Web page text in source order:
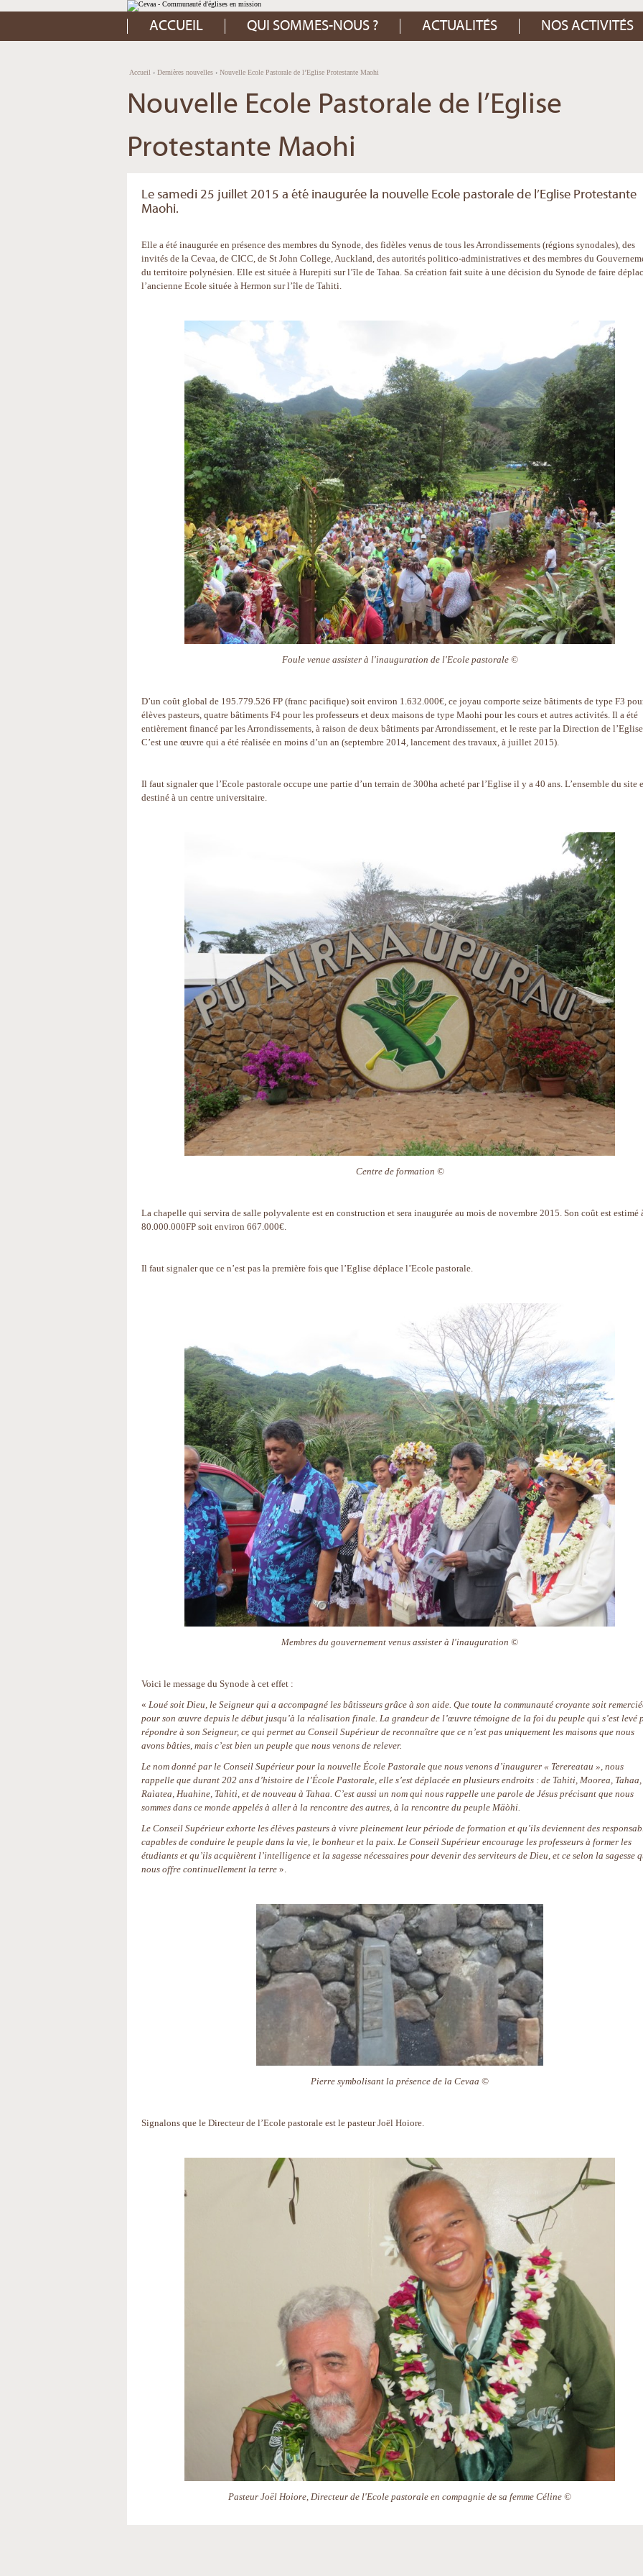
Aller
au
contenu.
Aller
à
Outils
personnels
ACCUEIL QUI SOMMES-NOUS ? ACTUALITÉS NOS ACTIVITÉS
Accueil › Dernières nouvelles › Nouvelle Ecole Pastorale de l’Eglise Protestante Maohi
Nouvelle Ecole Pastorale de l’Eglise
Protestante Maohi
Le samedi 25 juillet 2015 a été inaugurée la nouvelle Ecole pastorale de l’Eglise Protestante
Maohi.
Elle a été inaugurée en présence des membres du Synode, des fidèles venus de tous les Arrondissements (régions synodales), des
invités de la Cevaa, de CICC, de St John College, Auckland, des autorités politico-administratives et des membres du
du territoire polynésien. Elle est située à Hurepiti sur l’île de Tahaa. Sa création fait suite à une décision du Synode de faire
l’ancienne Ecole située à Hermon sur l’île de Tahiti.
Foule venue assister à l'inauguration de l'Ecole pastorale ©
D’un coût global de 195.779.526 FP (franc pacifique) soit environ 1.632.000€, ce joyau comporte seize bâtiments de type F3
élèves pasteurs, quatre bâtiments F4 pour les professeurs et deux maisons de type Maohi pour les cours et autres activités. Il a été
entièrement financé par les Arrondissements, à raison de deux bâtiments par Arrondissement, et le reste par la Direction de
C’est une œuvre qui a été réalisée en moins d’un an (septembre 2014, lancement des travaux, à juillet 2015).
Il faut signaler que l’Ecole pastorale occupe une partie d’un terrain de 300ha acheté par l’Eglise il y a 40 ans. L’ensemble du site
destiné à un centre universitaire.
Centre de formation ©
La chapelle qui servira de salle polyvalente est en construction et sera inaugurée au mois de novembre 2015. Son coût est estimé
80.000.000FP soit environ 667.000€.
Il faut signaler que ce n’est pas la première fois que l’Eglise déplace l’Ecole pastorale.
Membres du gouvernement venus assister à l'inauguration ©
Voici le message du Synode à cet effet :
« Loué soit Dieu, le Seigneur qui a accompagné les bâtisseurs grâce à son aide. Que toute la communauté croyante soit
pour son œuvre depuis le début jusqu’à la réalisation finale. La grandeur de l’œuvre témoigne de la foi du peuple qui s’est levé
répondre à son Seigneur, ce qui permet au Conseil Supérieur de reconnaître que ce n’est pas uniquement les maisons que nous
avons bâties, mais c’est bien un peuple que nous venons de relever.
Le nom donné par le Conseil Supérieur pour la nouvelle École Pastorale que nous venons d’inaugurer « Terereatau », nous
rappelle que durant 202 ans d’histoire de l’École Pastorale, elle s’est déplacée en plusieurs endroits : de Tahiti, Moorea, Tahaa,
Raìatea, Huahine, Tahiti, et de nouveau à Tahaa. C’est aussi un nom qui nous rappelle une parole de Jésus précisant que nous
sommes dans ce monde appelés à aller à la rencontre des autres, à la rencontre du peuple Mäòhi.
Le Conseil Supérieur exhorte les élèves pasteurs à vivre pleinement leur période de formation et qu’ils deviennent des
capables de conduire le peuple dans la vie, le bonheur et la paix. Le Conseil Supérieur encourage les professeurs à former les
étudiants et qu’ils acquièrent l’intelligence et la sagesse nécessaires pour devenir des serviteurs de Dieu, et ce selon la sagesse
nous offre continuellement la terre ».
Pierre symbolisant la présence de la Cevaa ©
Signalons que le Directeur de l’Ecole pastorale est le pasteur Joël Hoiore.
Pasteur Joël Hoiore, Directeur de l'Ecole pastorale en compagnie de sa femme Céline ©